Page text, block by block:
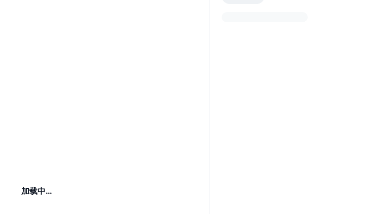
加载中…